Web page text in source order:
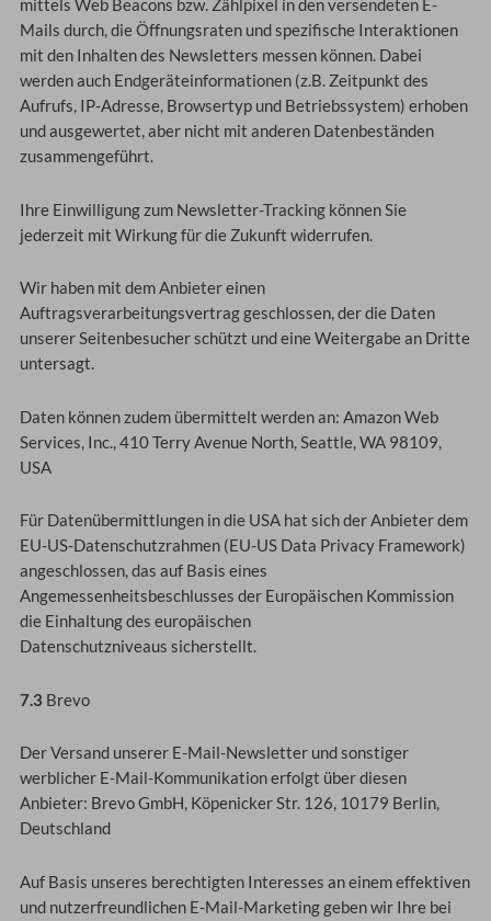
mittels Web Beacons bzw. Zählpixel in den versendeten E-
Mails durch, die Öffnungsraten und spezifische Interaktionen
mit den Inhalten des Newsletters messen können. Dabei
werden auch Endgeräteinformationen (z.B. Zeitpunkt des
Aufrufs, IP-Adresse, Browsertyp und Betriebssystem) erhoben
und ausgewertet, aber nicht mit anderen Datenbeständen
zusammengeführt.
Ihre Einwilligung zum Newsletter-Tracking können Sie
jederzeit mit Wirkung für die Zukunft widerrufen.
Wir haben mit dem Anbieter einen
Auftragsverarbeitungsvertrag geschlossen, der die Daten
unserer Seitenbesucher schützt und eine Weitergabe an Dritte
untersagt.
Daten können zudem übermittelt werden an: Amazon Web
Services, Inc., 410 Terry Avenue North, Seattle, WA 98109,
USA
Für Datenübermittlungen in die USA hat sich der Anbieter dem
EU-US-Datenschutzrahmen (EU-US Data Privacy Framework)
angeschlossen, das auf Basis eines
Angemessenheitsbeschlusses der Europäischen Kommission
die Einhaltung des europäischen
Datenschutzniveaus sicherstellt.
7.3 Brevo
Der Versand unserer E-Mail-Newsletter und sonstiger
werblicher E-Mail-Kommunikation erfolgt über diesen
Anbieter: Brevo GmbH, Köpenicker Str. 126, 10179 Berlin,
Deutschland
Auf Basis unseres berechtigten Interesses an einem effektiven
und nutzerfreundlichen E-Mail-Marketing geben wir Ihre bei